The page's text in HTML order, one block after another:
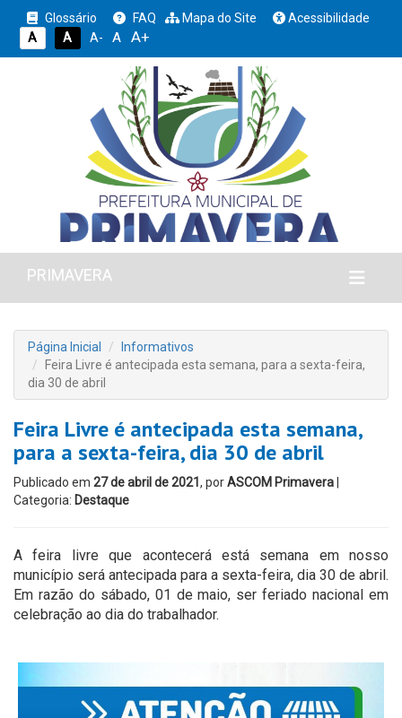
Glossário FAQ Mapa do Site
Acessibilidade
A
A A- A A+
PRIMAVERA
Página Inicial
Informativos
Feira Livre é antecipada esta semana, para a sexta-feira,
dia 30 de abril
Feira Livre é antecipada esta semana,
para a sexta-feira, dia 30 de abril
Publicado em 27 de abril de 2021 , porASCOM Primavera
Categoria: Destaque
A feira livre que acontecerá está semana em nosso
município será antecipada para a sexta-feira, dia 30 de abril.
Em razão do sábado, 01 de maio, ser feriado nacional em
celebração ao dia do trabalhador.